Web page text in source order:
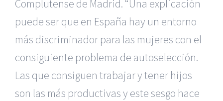
Complutense de Madrid. “Una explicación
puede ser que en España hay un entorno
más discriminador para las mujeres con el
consiguiente problema de autoselección.
Las que consiguen trabajar y tener hijos
son las más productivas y este sesgo hace